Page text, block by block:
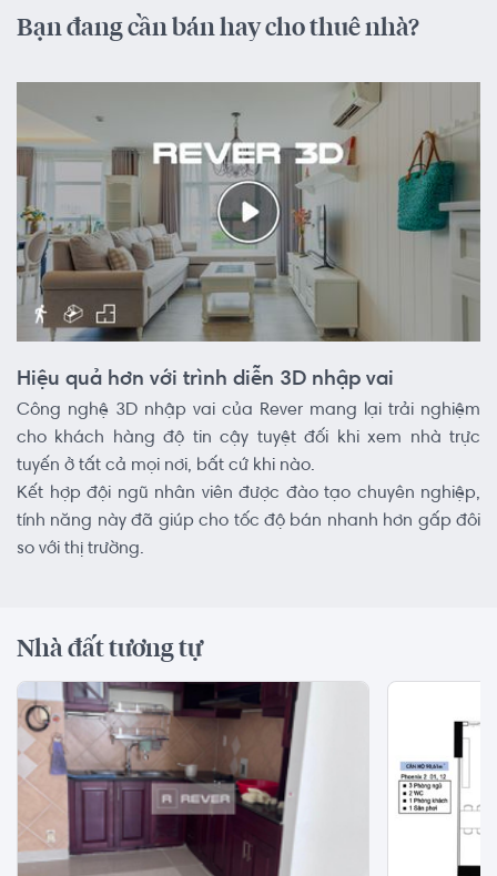
Bạn đang cần bán hay cho thuê nhà?
Hiệu quả hơn với trình diễn 3D nhập vai
Công nghệ 3D nhập vai của Rever mang lại trải nghiệm
cho khách hàng độ tin cậy tuyệt đối khi xem nhà trực
tuyến ở tất cả mọi nơi, bất cứ khi nào.
Kết hợp đội ngũ nhân viên được đào tạo chuyên nghiệp,
tính năng này đã giúp cho tốc độ bán nhanh hơn gấp đôi
so với thị trường.
Nhà đất tương tự